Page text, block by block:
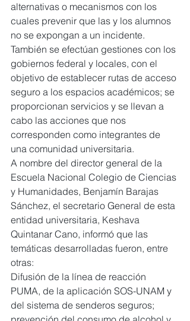
alternativas o mecanismos con los
cuales prevenir que las y los alumnos
no se expongan a un incidente.
También se efectúan gestiones con los
gobiernos federal y locales, con el
objetivo de establecer rutas de acceso
seguro a los espacios académicos; se
proporcionan servicios y se llevan a
cabo las acciones que nos
corresponden como integrantes de
una comunidad universitaria.
A nombre del director general de la
Escuela Nacional Colegio de Ciencias
y Humanidades, Benjamín Barajas
Sánchez, el secretario General de esta
entidad universitaria, Keshava
Quintanar Cano, informó que las
temáticas desarrolladas fueron, entre
otras:
Difusión de la línea de reacción
PUMA, de la aplicación SOS-UNAM y
del sistema de senderos seguros;